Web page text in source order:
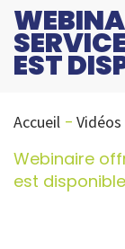
EST
Accueil Vidéos
Webinaire
est